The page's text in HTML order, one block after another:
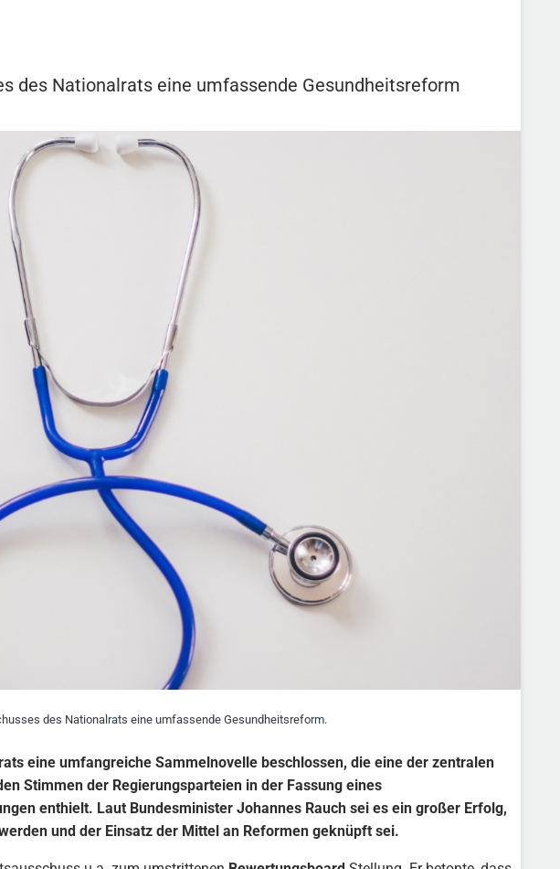
des Nationalrats eine umfassende Gesundheitsreform
des Nationalrats eine umfassende Gesundheitsreform.
eine umfangreiche Sammelnovelle beschlossen, die eine der zentralen
Stimmen der Regierungsparteien in der Fassung eines
enthielt. Laut Bundesminister Johannes Rauch sei es ein großer Erfolg,
und der Einsatz der Mittel an Reformen geknüpft sei.